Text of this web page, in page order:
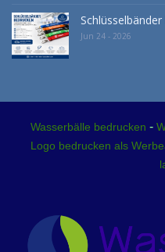
Jun 24 - 2026
Wasserbälle bedrucken -
Logo bedrucken als